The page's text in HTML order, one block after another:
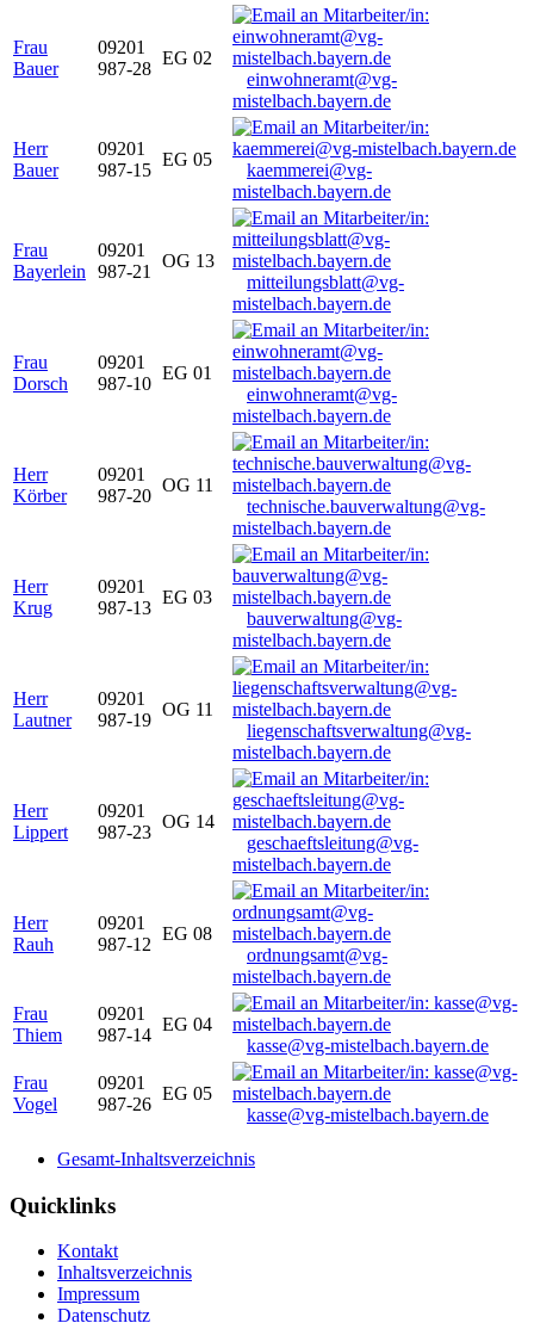
Frau
Bauer
09201
987-28
EG 02
einwohneramt@vg-
mistelbach.bayern.de
Herr
Bauer
09201
987-15
EG 05
kaemmerei@vg-
mistelbach.bayern.de
Frau
Bayerlein
09201
987-21
OG 13
mitteilungsblatt@vg-
mistelbach.bayern.de
Frau
Dorsch
09201
987-10
EG 01
einwohneramt@vg-
mistelbach.bayern.de
Herr
Körber
09201
987-20
OG 11
technische.bauverwaltung@vg-
mistelbach.bayern.de
Herr
Krug
09201
987-13
EG 03
bauverwaltung@vg-
mistelbach.bayern.de
Herr
Lautner
09201
987-19
OG 11
liegenschaftsverwaltung@vg-
mistelbach.bayern.de
Herr
Lippert
09201
987-23
OG 14
geschaeftsleitung@vg-
mistelbach.bayern.de
Herr
Rauh
09201
987-12
EG 08
ordnungsamt@vg-
mistelbach.bayern.de
Frau
Thiem
09201
987-14
EG 04
kasse@vg-mistelbach.bayern.de
Frau
Vogel
09201
987-26
EG 05
kasse@vg-mistelbach.bayern.de
Gesamt-Inhaltsverzeichnis
Quicklinks
Kontakt
Inhaltsverzeichnis
Impressum
Datenschutz